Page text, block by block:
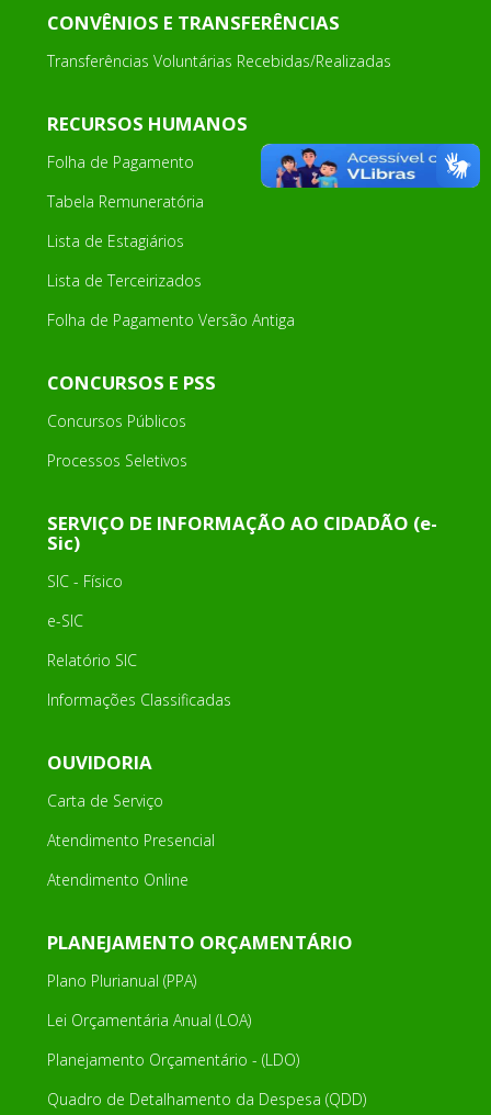
CONVÊNIOS E TRANSFERÊNCIAS
Transferências Voluntárias Recebidas/Realizadas
RECURSOS HUMANOS
Folha de Pagamento
Tabela Remuneratória
Lista de Estagiários
Lista de Terceirizados
Folha de Pagamento Versão Antiga
CONCURSOS E PSS
Concursos Públicos
Processos Seletivos
SERVIÇO DE INFORMAÇÃO AO CIDADÃO (e-
Sic)
SIC - Físico
e-SIC
Relatório SIC
Informações Classificadas
OUVIDORIA
Carta de Serviço
Atendimento Presencial
Atendimento Online
PLANEJAMENTO ORÇAMENTÁRIO
Plano Plurianual (PPA)
Lei Orçamentária Anual (LOA)
Planejamento Orçamentário - (LDO)
Quadro de Detalhamento da Despesa (QDD)